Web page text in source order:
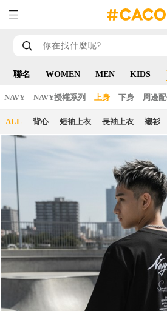
聯名 WOMEN MEN KIDS
NAVY NAVY授權系列 上身 下身 周邊
ALL 背心 短袖上衣 長袖上衣 襯衫